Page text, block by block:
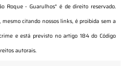
Roque - Guarulhos" é de direito reservado.
citando nossos links, é proibida sem a
e está previsto no artigo 184 do Código
autorais.